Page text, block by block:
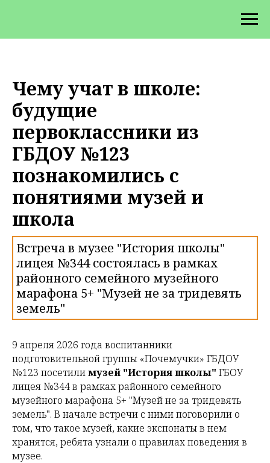
Чему учат в школе:
будущие
первоклассники из
ГБДОУ №123
познакомились с
понятиями музей и
школа
Встреча в музее "История школы"
лицея №344 состоялась в рамках
районного семейного музейного
марафона 5+ "Музей не за тридевять
земель"
9 апреля 2026 года воспитанники
подготовительной группы «Почемучки» ГБДОУ
№123 посетилимузей "История школы" ГБОУ
лицея №344 в рамках районного семейного
музейного марафона 5+ "Музей не за тридевять
земель". В начале встречи с ними поговорили о
том, что такое музей, какие экспонаты в нем
хранятся, ребята узнали о правилах поведения в
музее.